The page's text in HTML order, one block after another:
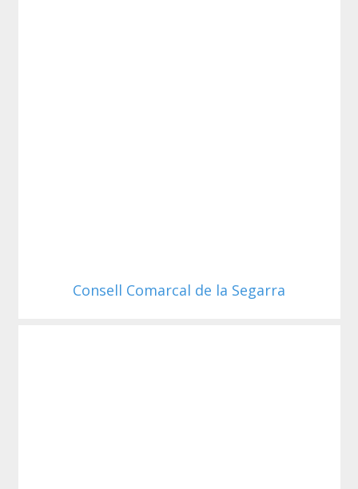
Consell Comarcal de la Segarra